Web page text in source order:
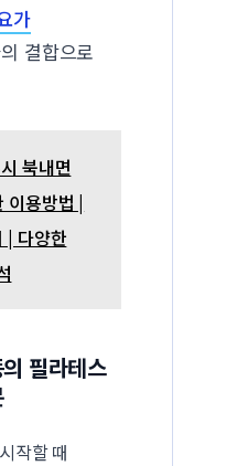
가
결합으로
북내면
이용방법 |
| 다양한
필라테스
작할 때